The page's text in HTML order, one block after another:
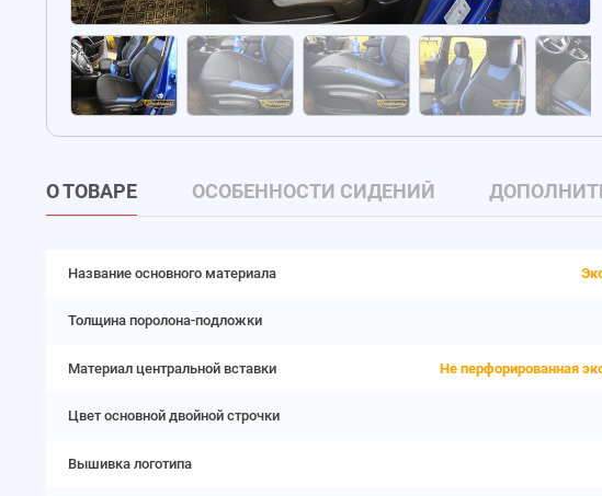
О ТОВАРЕ ОСОБЕННОСТИ СИДЕНИЙ
Название основного материала
Толщина поролона-подложки
Материал центральной вставки Не перфорированная
Цвет основной двойной строчки
Вышивка логотипа